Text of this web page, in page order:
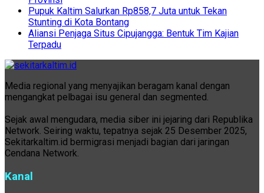
Pupuk Kaltim Salurkan Rp858,7 Juta untuk Tekan
Stunting di Kota Bontang
Aliansi Penjaga Situs Cipujangga: Bentuk Tim Kajian
Terpadu
Media regional yang menyajikan beragam kanal dengan
mengangkat pelbagai isu general dan segmented.
Sejak awal mengudara, media siber ini jejaring dari Republika
Network. Seiring waktu, tepatnya sejak 25 Desember 2025,
Sekitarkaltim.id bermigrasi menjadi bagian dari jaringan
Cendana Network.
Kanal